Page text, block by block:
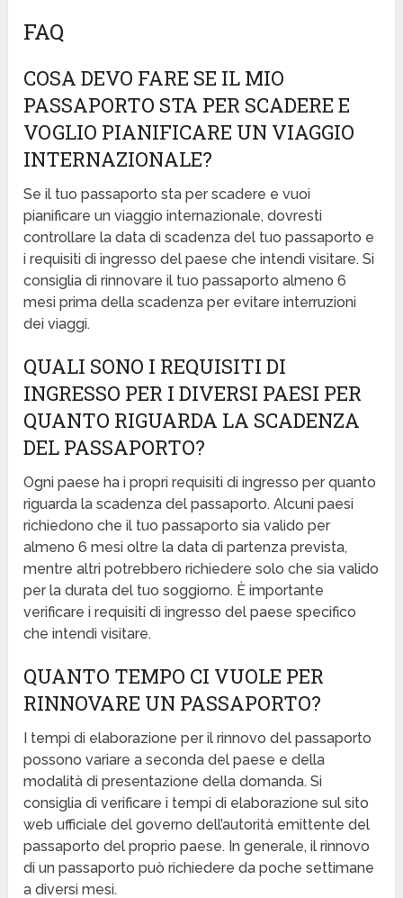
FAQ
COSA DEVO FARE SE IL MIO
PASSAPORTO STA PER SCADERE E
VOGLIO PIANIFICARE UN VIAGGIO
INTERNAZIONALE?
Se il tuo passaporto sta per scadere e vuoi
pianificare un viaggio internazionale, dovresti
controllare la data di scadenza del tuo passaporto e
i requisiti di ingresso del paese che intendi visitare. Si
consiglia di rinnovare il tuo passaporto almeno 6
mesi prima della scadenza per evitare interruzioni
dei viaggi.
QUALI SONO I REQUISITI DI
INGRESSO PER I DIVERSI PAESI PER
QUANTO RIGUARDA LA SCADENZA
DEL PASSAPORTO?
Ogni paese ha i propri requisiti di ingresso per quanto
riguarda la scadenza del passaporto. Alcuni paesi
richiedono che il tuo passaporto sia valido per
almeno 6 mesi oltre la data di partenza prevista,
mentre altri potrebbero richiedere solo che sia valido
per la durata del tuo soggiorno. È importante
verificare i requisiti di ingresso del paese specifico
che intendi visitare.
QUANTO TEMPO CI VUOLE PER
RINNOVARE UN PASSAPORTO?
I tempi di elaborazione per il rinnovo del passaporto
possono variare a seconda del paese e della
modalità di presentazione della domanda. Si
consiglia di verificare i tempi di elaborazione sul sito
web ufficiale del governo dell’autorità emittente del
passaporto del proprio paese. In generale, il rinnovo
di un passaporto può richiedere da poche settimane
a diversi mesi.